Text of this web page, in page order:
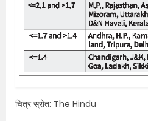
चित्र स्रोत: The Hindu